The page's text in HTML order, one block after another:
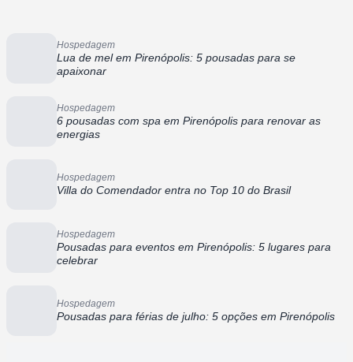
Hospedagem
Lua de mel em Pirenópolis: 5 pousadas para se
apaixonar
Hospedagem
6 pousadas com spa em Pirenópolis para renovar as
energias
Hospedagem
Villa do Comendador entra no Top 10 do Brasil
Hospedagem
Pousadas para eventos em Pirenópolis: 5 lugares para
celebrar
Hospedagem
Pousadas para férias de julho: 5 opções em Pirenópolis